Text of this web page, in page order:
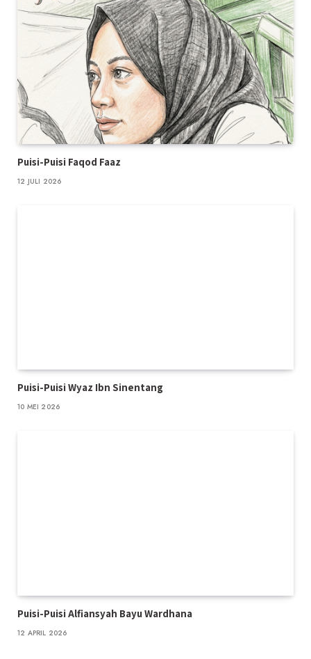
Puisi-Puisi Faqod Faaz
12 JULI 2026
Puisi-Puisi Wyaz Ibn Sinentang
10 MEI 2026
Puisi-Puisi Alfiansyah Bayu Wardhana
12 APRIL 2026